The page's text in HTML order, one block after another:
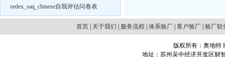
· sedex_saq_chinese自我评估问卷表
首页| 关于我们 服务流程 体系验厂| 客户验厂| 验厂软
版权所有：奥地特
地址：苏州吴中经济开发区财